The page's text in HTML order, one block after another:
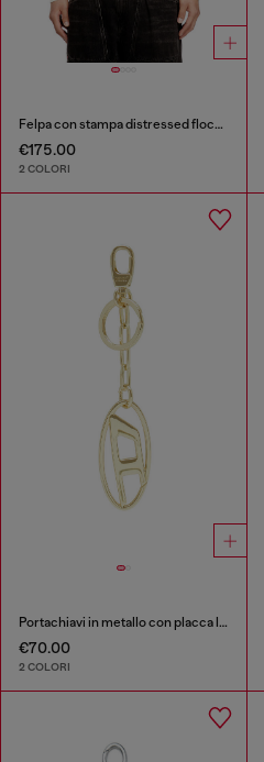
Felpa con stampa distressed floccata
€175.00
2 COLORI
Portachiavi in metallo con placca logo
€70.00
2 COLORI